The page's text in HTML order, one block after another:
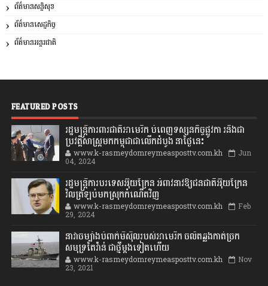
ព័ត៌មានសន្តិសុខ
ព័ត៌មានសេដ្ឋកិច្ច
ព័ត៌មានអន្តរជាតិ
FEATURED POSTS
រដ្ឋមន្រ្តីការពារជាតិអាមេរិក បំពេញទស្សនកិច្ចផ្លូវកា រនិងជា
ប្រវត្តិសាស្រ្តមកកម្ពុជាជាលើកដំបូង នាថ្ងៃនេះ
www.k-rasmeydomreymeasposttv.com.kh Jun
04, 2024
រដ្ឋមន្ត្រីការបរទេសអ៊ុយក្រែន អំពាវនាវឱ្យជនជាតិអ៊ុយក្រែន
វិលត្រឡប់មកស្រុកកំណើតវិញ
www.k-rasmeydomreymeasposttv.com.kh Feb
29, 2024
នាវាចម្បាំងបំពាក់មីស៊ីលរបស់អាមេរិក ចល័តឆ្លងកាត់ច្រក
សមុទ្រតៃវ៉ាន់ ជាថ្មីម្តងទៀតហើយ
www.k-rasmeydomreymeasposttv.com.kh Nov
23, 2021